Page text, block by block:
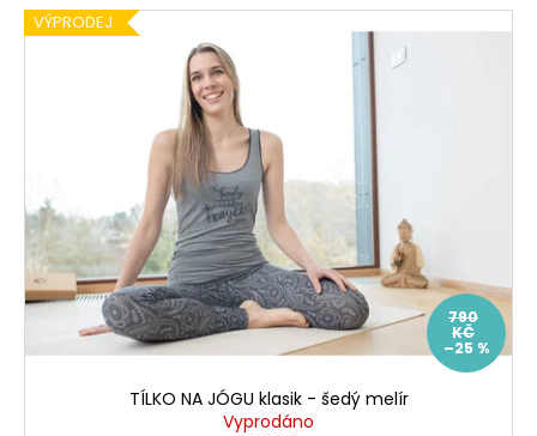
VÝPRODEJ
790
KČ
–25 %
TÍLKO NA JÓGU klasik - šedý melír
Vyprodáno